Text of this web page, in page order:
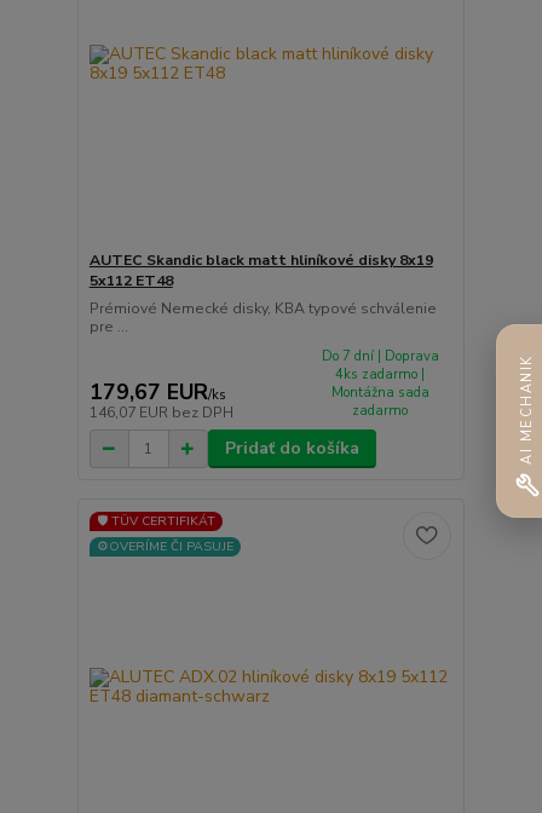
AUTEC Skandic black matt hliníkové disky 8x19
5x112 ET48
Prémiové Nemecké disky, KBA typové schválenie
pre ...
179,67 EUR/ks
146,07 EUR bez DPH
Do 7 dní | Doprava
4ks zadarmo |
Montážna sada
zadarmo
Pridať do košíka
🛡️ TÜV CERTIFIKÁT
⚙️OVERÍME ČI PASUJE
AI MECHANIK